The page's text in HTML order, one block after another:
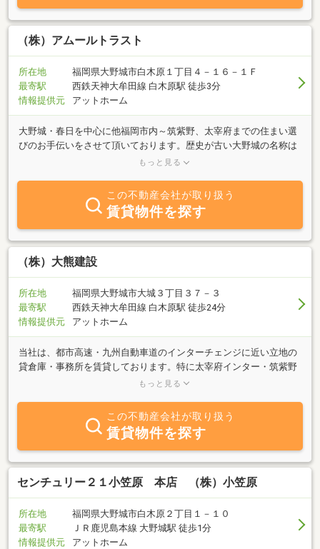
（株）アムールトラスト
所在地
福岡県大野城市白木原１丁目４－１６－１Ｆ
最寄駅
西鉄天神大牟田線 白木原駅 徒歩3分
情報提供元
アットホーム
大野城・春日を中心に他福岡市内～筑紫野、太宰府までの住まい選
びのお手伝いをさせて頂いております。歴史が古い大野城の名称は
太宰府防衛の為に現四王寺山に築かれた日本最古の朝鮮式山城「大
社に由来します。大野城跡の四王寺山一帯が明治１００年を記念し
て公園化された｢四王寺県民の森｣は大野城市、太宰府市、宇美町に
わたる広大な公園です。豊かな緑に恵まれ九州の交通動脈である国
道３号、ＪＲ鹿児島本線、西鉄大牟田線が南北に貫通。太宰府イン
ターチェンジそれに接続する福岡都市高速道路。福岡空港にも近接
し、交通便にも恵まれた地形です、ぜひお立ち寄り下さい。
もっと見る
この不動産会社が取り扱う
賃貸物件を探す
（株）大熊建設
所在地
福岡県大野城市大城３丁目３７－３
最寄駅
西鉄天神大牟田線 白木原駅 徒歩24分
情報提供元
アットホーム
当社は、都市高速・九州自動車道のインターチェンジに近い立地の
貸倉庫・事務所を賃貸しております。特に太宰府インター・筑紫野
インター・福岡インターエリアはぜひ、当社へご相談ください。最
の物件や、ビリヤード台付の貸事務所の提案もしております。
もっと見る
この不動産会社が取り扱う
賃貸物件を探す
センチュリー２１小笠原 本店 （株）小笠原
所在地
福岡県大野城市白木原２丁目１－１０
最寄駅
ＪＲ鹿児島本線 大野城駅 徒歩1分
情報提供元
アットホーム